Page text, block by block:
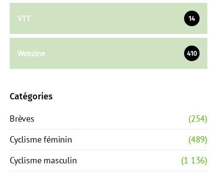
VTT 14
Webzine 410
Catégories
Brèves
(254)
Cyclisme féminin
(489)
Cyclisme masculin
(1 136)